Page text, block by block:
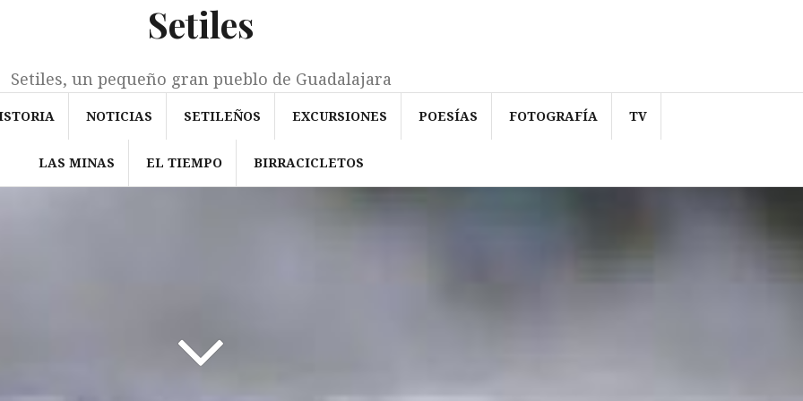
Setiles
Setiles, un pequeño gran pueblo de Guadalajara
NOTICIAS SETILEÑOS EXCURSIONES POESÍAS FOTOGRAFÍA TV
LAS MINAS EL TIEMPO BIRRACICLETOS